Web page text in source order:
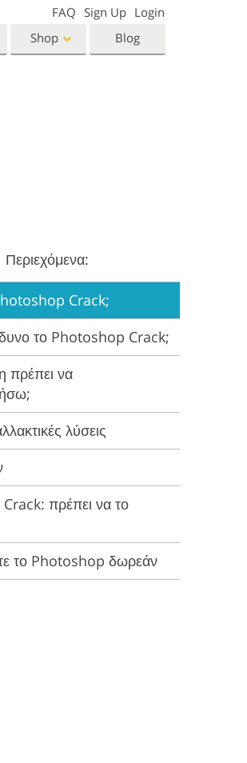
Photo Restoration
Video Editing Services
Shop Blog
FAQ Sign Up Login
Περιεχόμενα:
Crack;
το Photoshop Crack;
πρέπει να
λύσεις
πρέπει να το
το Photoshop δωρεάν